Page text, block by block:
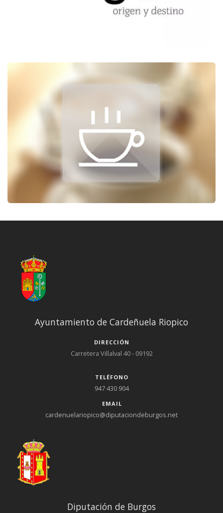
Ayuntamiento de Cardeñuela Riopico
DIRECCIÓN
Carretera Villalval 40 - 09192
TELÉFONO
947 430 904
EMAIL
cardenuelariopico@diputaciondeburgos.net
Diputación de Burgos